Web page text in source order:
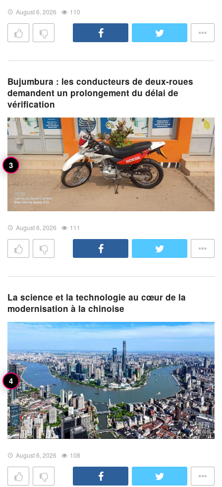
August 6, 2026 110
Bujumbura : les conducteurs de deux-roues
demandent un prolongement du délai de
vérification
August 6, 2026 111
La science et la technologie au cœur de la
modernisation à la chinoise
August 6, 2026 108